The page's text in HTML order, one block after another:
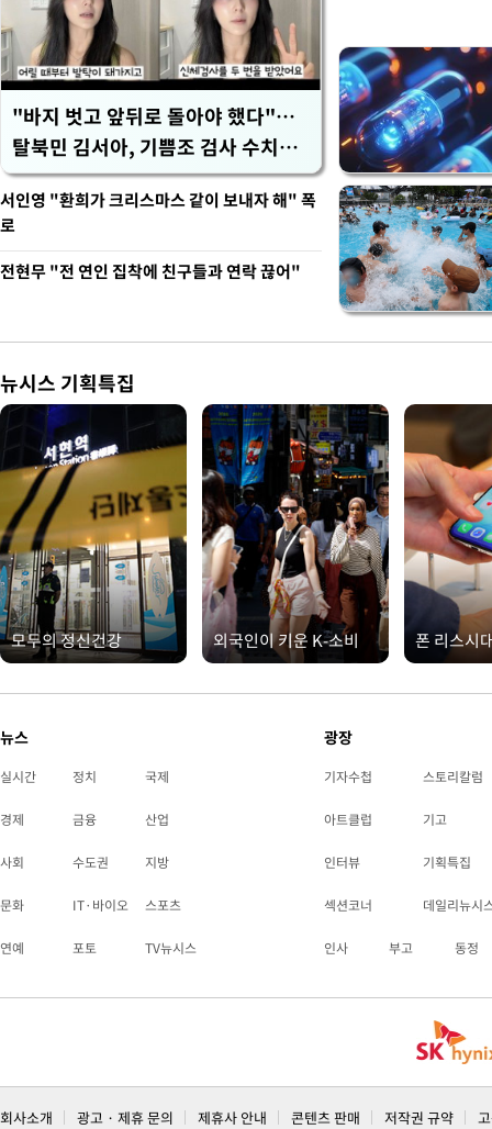
"바지 벗고 앞뒤로 돌아야 했다"…
탈북민 김서아, 기쁨조 검사 수치심
회상
서인영 "환희가 크리스마스 같이 보내자 해" 폭
로
전현무 "전 연인 집착에 친구들과 연락 끊어"
뉴시스 기획특집
모두의 정신건강 외국인이 키운 K-소비 폰 리스시
뉴스
실시간 정치 국제
경제 금융 산업
사회 수도권 지방
문화 IT·바이오 스포츠
연예 포토 TV뉴시스
광장
기자수첩 스토리칼럼
아트클럽 기고
인터뷰 기획특집
섹션코너 데일리뉴시
인사 부고 동정
회사소개 광고 · 제휴 문의 제휴사 안내 콘텐츠 판매 저작권 규약